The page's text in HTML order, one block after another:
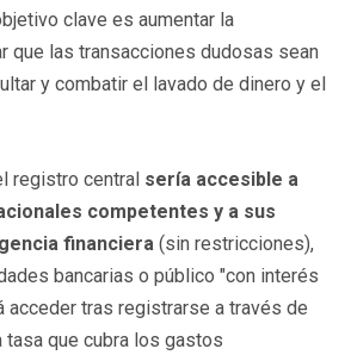
clave es aumentar la
que las transacciones dudosas sean
y combatir el lavado de dinero y el
registro central sería accesible a
competentes y a sus
financiera (sin restricciones),
bancarias o público "con interés
acceder tras registrarse a través de
tasa que cubra los gastos